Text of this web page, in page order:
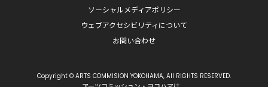
ソーシャルメディアポリシー
ウェブアクセシビリティについて
お問い合わせ
Copyright © ARTS COMMISION YOKOHAMA, All RIGHTS RESERVED.